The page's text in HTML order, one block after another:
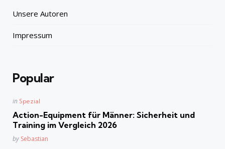
Unsere Autoren
Impressum
Popular
Posted
in Spezial
Action-Equipment für Männer: Sicherheit und
Training im Vergleich 2026
Posted
by Sebastian